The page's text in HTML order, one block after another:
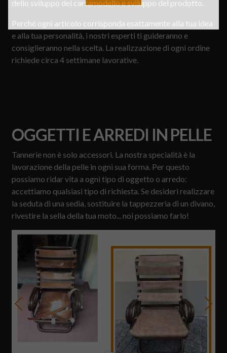
dello sviluppo del cartamodello e sviluppo del prodotto.
Perché ogni articolo corrisponda esattamente alla tua idea
e alla tua personalità, i nostri esperti ti guideranno e
consiglieranno nella scelta. La realizzazione di ogni ordine
richiede circa 4 settimane lavorative.
OGGETTI E ARREDI IN PELLE
Tannerie non è solo accessori. La nostra specialità è la
lavorazione della pelle in ogni sua forma. Per questo
possiamo ridar vita a ogni tipo di oggetto o arredo:
accettiamo qualsiasi tipo di richiesta. Se desideri realizzare
la seduta di una sedia, sostituire la tappezzeria di un divano,
rivestire la sella della tua moto... noi possiamo farlo!